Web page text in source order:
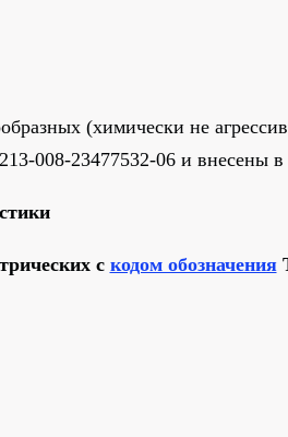
(химически не
008-23477532-06 и внесены
с кодом обозначения